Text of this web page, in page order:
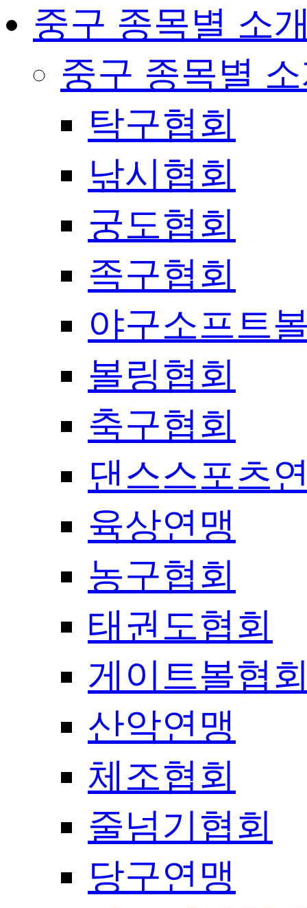
중구 종목별 소
중구 종목별
탁구협회
낚시협회
궁도협회
족구협회
야구소프트
볼링협회
축구협회
댄스스포츠
육상연맹
농구협회
태권도협회
게이트볼협
산악연맹
체조협회
줄넘기협회
당구연맹